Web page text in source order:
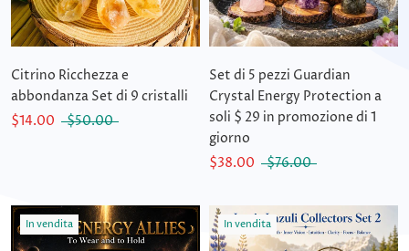
Citrino Ricchezza e
abbondanza Set di 9 cristalli
$14.00
$50.00
Set di 5 pezzi Guardian
Crystal Energy Protection a
soli $ 29 in promozione di 1
giorno
$38.00
$76.00
In vendita In vendita